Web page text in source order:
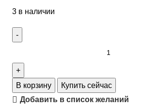
3 в наличии
В корзину
Купить сейчас
Добавить в список желаний